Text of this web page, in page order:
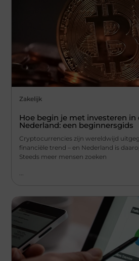
Zakelijk
Hoe begin je met investeren
Nederland: een beginnersgids
Cryptocurrencies zijn wereldwijd
financiële trend – en Nederland is
Steeds meer mensen zoeken
...